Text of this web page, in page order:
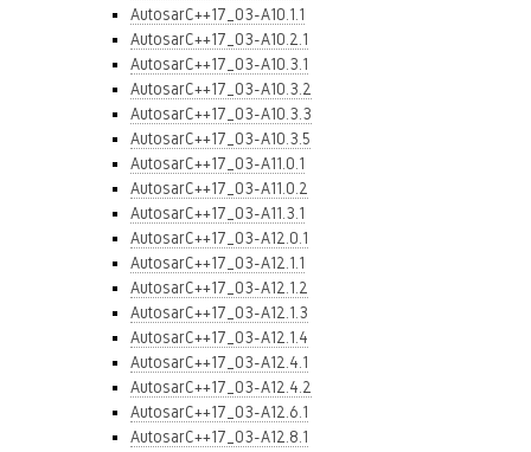
AutosarC++17_03-A10.1.1
AutosarC++17_03-A10.2.1
AutosarC++17_03-A10.3.1
AutosarC++17_03-A10.3.2
AutosarC++17_03-A10.3.3
AutosarC++17_03-A10.3.5
AutosarC++17_03-A11.0.1
AutosarC++17_03-A11.0.2
AutosarC++17_03-A11.3.1
AutosarC++17_03-A12.0.1
AutosarC++17_03-A12.1.1
AutosarC++17_03-A12.1.2
AutosarC++17_03-A12.1.3
AutosarC++17_03-A12.1.4
AutosarC++17_03-A12.4.1
AutosarC++17_03-A12.4.2
AutosarC++17_03-A12.6.1
AutosarC++17_03-A12.8.1